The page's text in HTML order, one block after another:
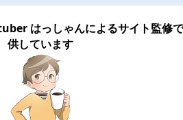
はっしゃんによるサイト監修
供しています